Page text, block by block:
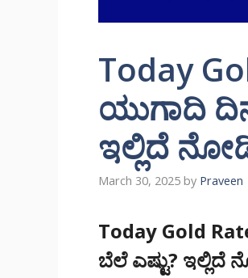
Today
ಯುಗಾದಿ
ಇಲ್ಲಿದೆ
March 30, 2025 by Praveen
Today Gold
ಬೆಲೆ ಎಷ್ಟು?